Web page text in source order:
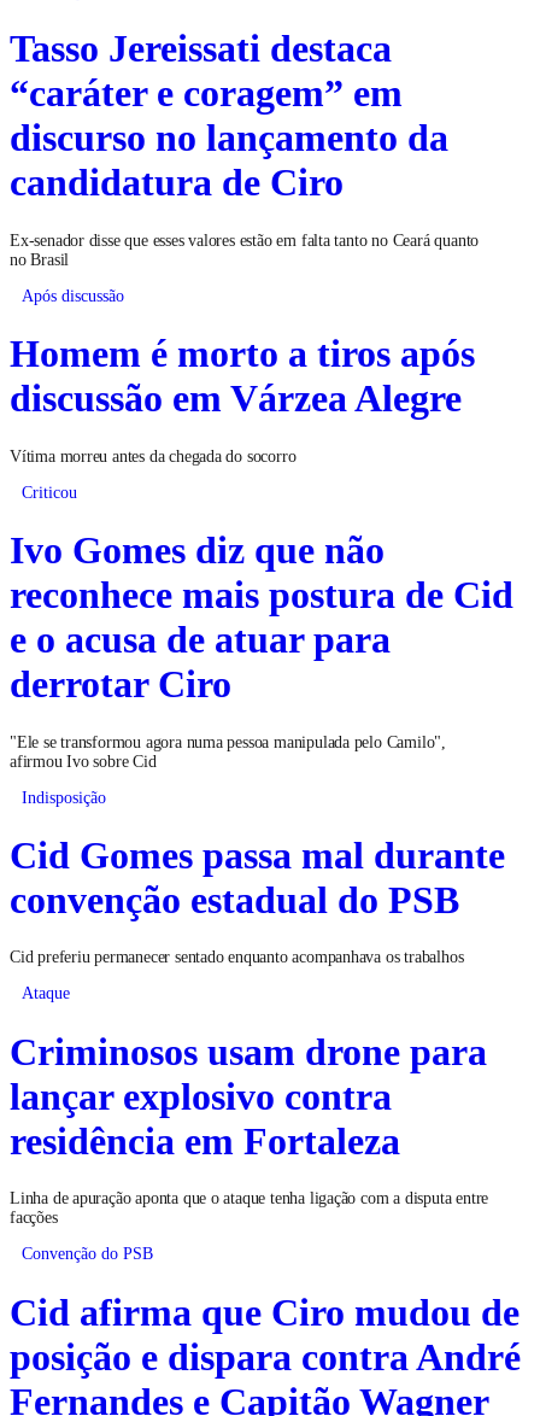
Tasso Jereissati destaca
“caráter e coragem” em
discurso no lançamento da
candidatura de Ciro
Ex-senador disse que esses valores estão em falta tanto no Ceará quanto
no Brasil
Após discussão
Homem é morto a tiros após
discussão em Várzea Alegre
Vítima morreu antes da chegada do socorro
Criticou
Ivo Gomes diz que não
reconhece mais postura de Cid
e o acusa de atuar para
derrotar Ciro
"Ele se transformou agora numa pessoa manipulada pelo Camilo",
afirmou Ivo sobre Cid
Indisposição
Cid Gomes passa mal durante
convenção estadual do PSB
Cid preferiu permanecer sentado enquanto acompanhava os trabalhos
Ataque
Criminosos usam drone para
lançar explosivo contra
residência em Fortaleza
Linha de apuração aponta que o ataque tenha ligação com a disputa entre
facções
Convenção do PSB
Cid afirma que Ciro mudou de
posição e dispara contra André
Fernandes e Capitão Wagner